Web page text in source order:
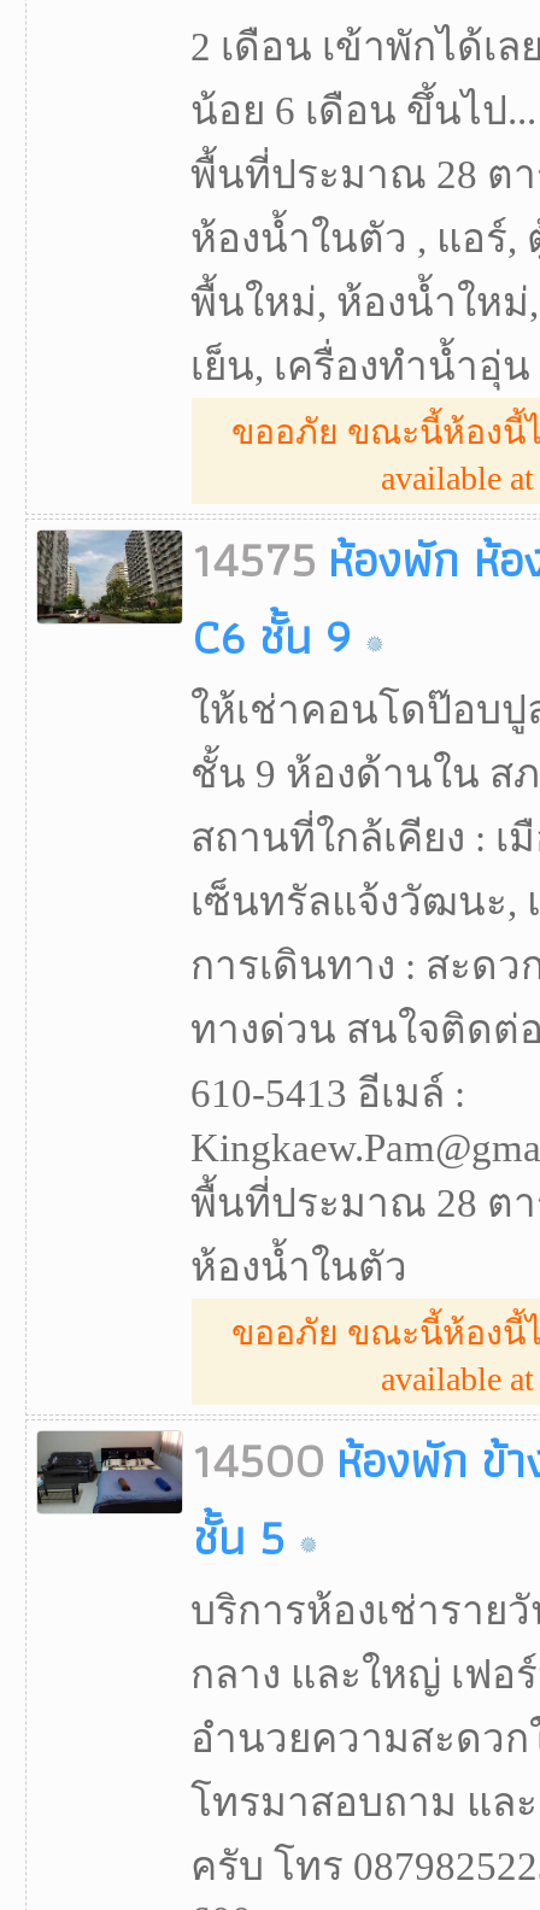
2 เดือน เข้าพักได้เ
น้อย 6 เดือน ขึ้นไป...
พื้นที่ประมาณ 28 ตา
ห้องน้ำในตัว , แอร์,
พื้นใหม่, ห้องน้ำใหม่
เย็น, เครื่องทำน้ำอุ่น
ขออภัย ขณะนี้ห้องนี้ไ
available
14575 ห้องพัก ห้อ
C6 ชั้น 9
ให้เช่าคอนโดป๊อบปู
ชั้น 9 ห้องด้านใน ส
สถานที่ใกล้เคียง : เ
เซ็นทรัลแจ้งวัฒนะ,
การเดินทาง : สะดว
ทางด่วน สนใจติดต่
610-5413 อีเมล์ :
พื้นที่ประมาณ 28 ตา
ห้องน้ำในตัว
ขออภัย ขณะนี้ห้องนี้ไ
available
14500 ห้องพัก ข้
ชั้น 5
บริการห้องเช่าราย
กลาง และใหญ่ เฟอ
อำนวยความสะดว
โทรมาสอบถาม แล
ครับ โทร